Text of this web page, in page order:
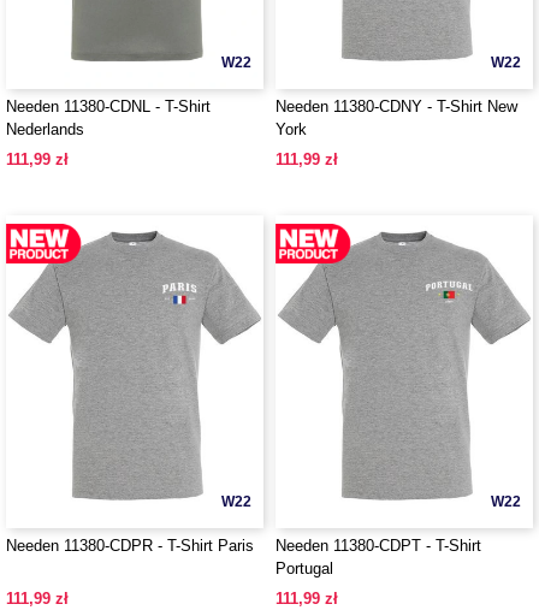
W22
Needen 11380-CDNL - T-Shirt
Nederlands
111,99 zł
W22
Needen 11380-CDNY - T-Shirt New
York
111,99 zł
W22
Needen 11380-CDPR - T-Shirt Paris
111,99 zł
W22
Needen 11380-CDPT - T-Shirt
Portugal
111,99 zł